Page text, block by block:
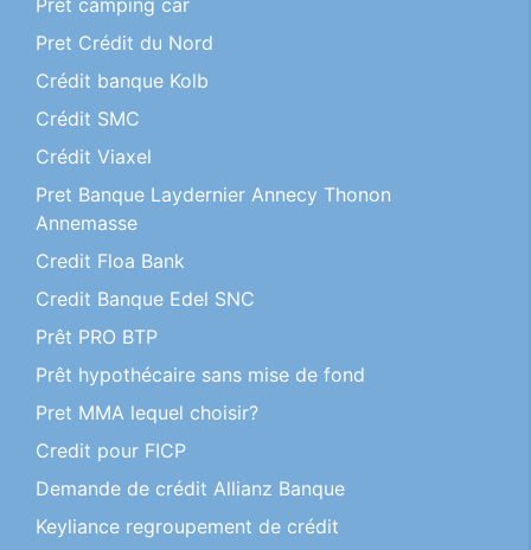
Pret Crédit du Nord
Crédit banque Kolb
Crédit SMC
Crédit Viaxel
Pret Banque Laydernier Annecy Thonon
Annemasse
Credit Floa Bank
Credit Banque Edel SNC
Prêt PRO BTP
Prêt hypothécaire sans mise de fond
Pret MMA lequel choisir?
Credit pour FICP
Demande de crédit Allianz Banque
Keyliance regroupement de crédit